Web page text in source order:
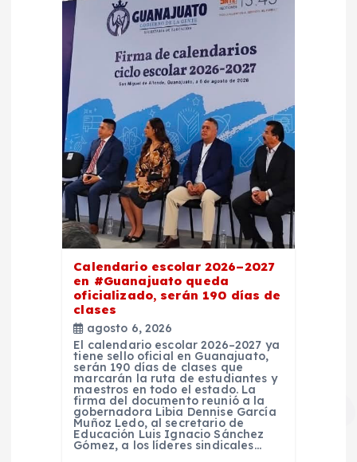
Calendario escolar 2026–2027
en #Guanajuato queda
oficializado, serán 190 días de
clases
agosto 6, 2026
El calendario escolar 2026–2027 ya
tiene sello oficial en Guanajuato,
serán 190 días de clases que
marcarán la ruta de estudiantes y
maestros en todo el estado. La
firma del documento reunió a la
gobernadora Libia Dennise García
Muñoz Ledo, al secretario de
Educación Luis Ignacio Sánchez
Gómez, a los líderes sindicales…